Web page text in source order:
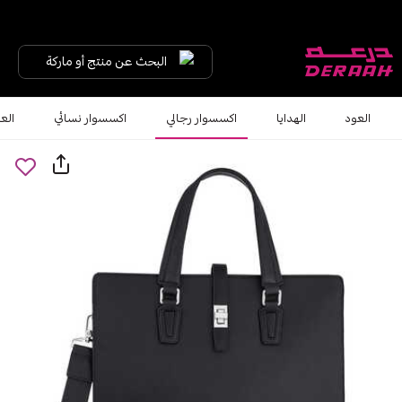
البحث عن منتج أو ماركة
العود الهدايا اكسسوار رجالي اكسسوار نسائي